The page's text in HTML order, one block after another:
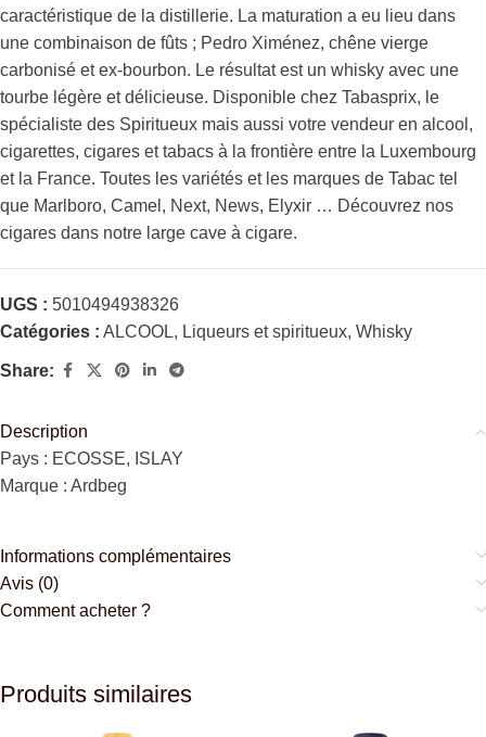
caractéristique de la distillerie. La maturation a eu lieu dans
une combinaison de fûts ; Pedro Ximénez, chêne vierge
carbonisé et ex-bourbon. Le résultat est un whisky avec une
tourbe légère et délicieuse. Disponible chez Tabasprix, le
spécialiste des Spiritueux mais aussi votre vendeur en alcool,
cigarettes, cigares et tabacs à la frontière entre la Luxembourg
et la France. Toutes les variétés et les marques de Tabac tel
que Marlboro, Camel, Next, News, Elyxir … Découvrez nos
cigares dans notre large cave à cigare.
UGS : 5010494938326
Catégories : ALCOOL, Liqueurs et spiritueux, Whisky
Share:
Description
Pays : ECOSSE, ISLAY
Marque : Ardbeg
Informations complémentaires
Avis (0)
Comment acheter ?
Produits similaires